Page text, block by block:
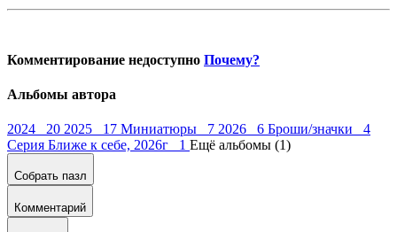
Комментирование недоступно Почему?
Альбомы автора
2024 20 2025 17 Миниатюры 7 2026 6 Броши/значки 4
Серия Ближе к себе, 2026г 1 Ещё альбомы (1)
Собрать пазл
Комментарий